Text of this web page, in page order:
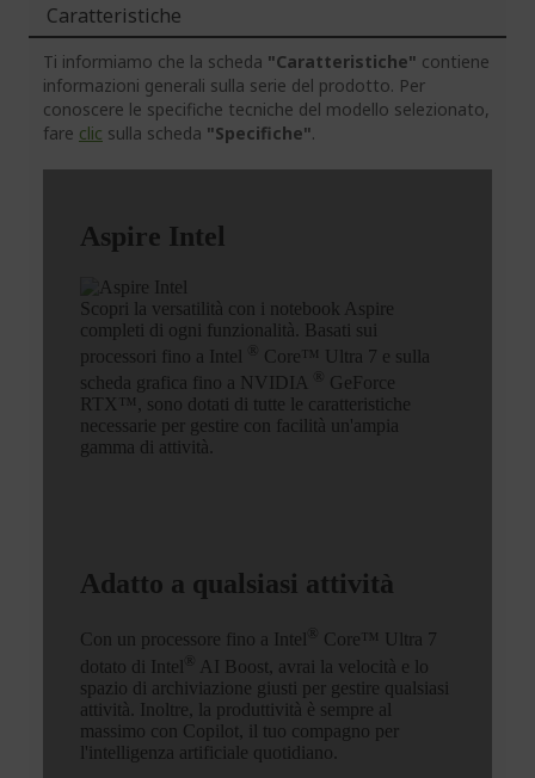
Caratteristiche
Ti informiamo che la scheda "Caratteristiche" contiene
informazioni generali sulla serie del prodotto. Per
conoscere le specifiche tecniche del modello selezionato,
fare clic sulla scheda "Specifiche".